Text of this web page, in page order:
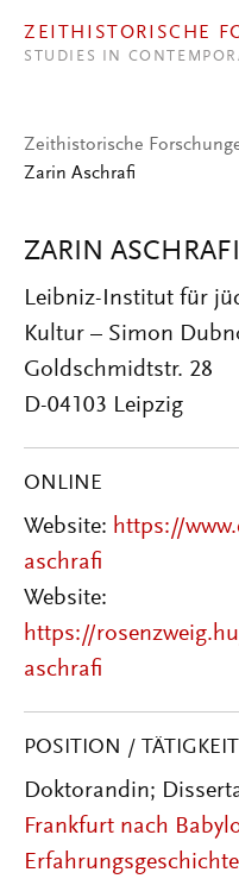
ZEITHISTORISCHE
STUDIES IN
Zeithistorische
Zarin Aschrafi
ZARIN ASCHRAFI
Leibniz-Institut für
Kultur – Simon
Goldschmidtstr. 28
D-04103 Leipzig
ONLINE
Website: https://
aschrafi
Website:
https://
aschrafi
POSITION / TÄTIGKEIT
Doktorandin;
Frankfurt nach